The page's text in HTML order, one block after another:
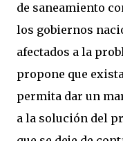
de saneamiento
los gobiernos
afectados a la
propone que
permita dar un
a la solución del